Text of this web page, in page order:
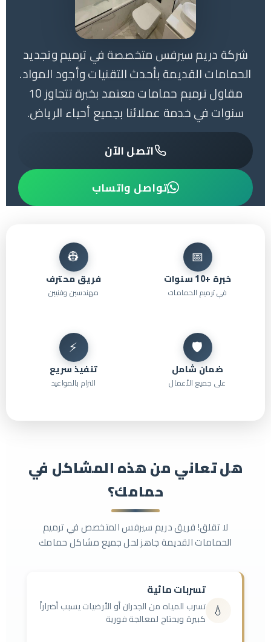
📅
خبرة +10 سنوات
في ترميم الحمامات
👷
فريق محترف
مهندسين وفنيين
🛡️
ضمان شامل
على جميع الأعمال
⚡
تنفيذ سريع
التزام بالمواعيد
هل تعاني من هذه المشاكل في
حمامك؟
لا تقلق! فريق دريم سيرفس المتخصص في ترميم
الحمامات القديمة جاهز لحل جميع مشاكل حمامك
💧
تسربات مائية
تسرب المياه من الجدران أو الأرضيات يسبب أضراراً
كبيرة ويحتاج لمعالجة فورية